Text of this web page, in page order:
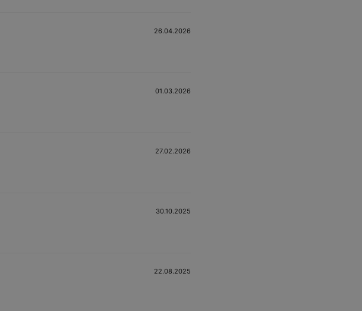
26.04.2026
01.03.2026
27.02.2026
30.10.2025
22.08.2025